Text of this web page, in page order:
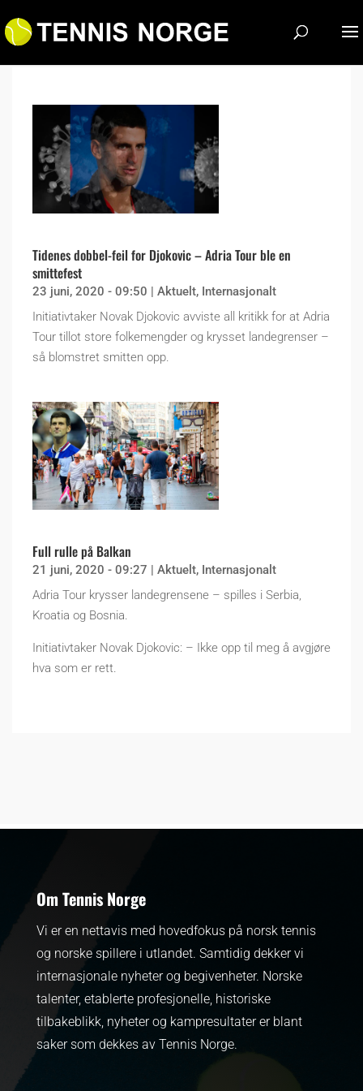
Tidenes dobbel-feil for Djokovic – Adria Tour ble en
smittefest
23 juni, 2020 - 09:50 | Aktuelt, Internasjonalt
Initiativtaker Novak Djokovic avviste all kritikk for at Adria
Tour tillot store folkemengder og krysset landegrenser –
så blomstret smitten opp.
Full rulle på Balkan
21 juni, 2020 - 09:27 | Aktuelt, Internasjonalt
Adria Tour krysser landegrensene – spilles i Serbia,
Kroatia og Bosnia.
Initiativtaker Novak Djokovic: – Ikke opp til meg å avgjøre
hva som er rett.
Om Tennis Norge
Vi er en nettavis med hovedfokus på norsk tennis
og norske spillere i utlandet. Samtidig dekker vi
internasjonale nyheter og begivenheter. Norske
talenter, etablerte profesjonelle, historiske
tilbakeblikk, nyheter og kampresultater er blant
saker som dekkes av Tennis Norge.